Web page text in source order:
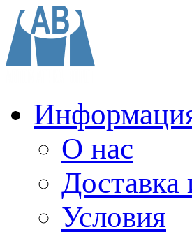
О нас
Доставка
Условия